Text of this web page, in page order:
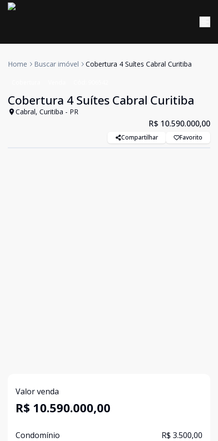
Home Buscar imóvel Cobertura 4 Suítes Cabral Curitiba
Cobertura 4 Suítes Cabral Curitiba
Cabral, Curitiba - PR
R$ 10.590.000,00
Compartilhar Favorito
Valor venda
R$ 10.590.000,00
Condomínio R$ 3.500,00